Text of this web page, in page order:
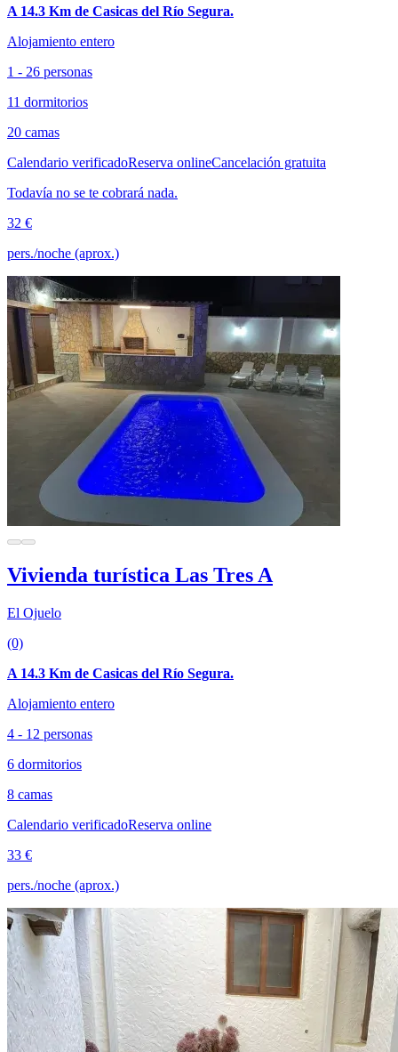
A 14.3 Km de Casicas del Río Segura.
Alojamiento entero
1 - 26 personas
11 dormitorios
20 camas
Calendario verificadoReserva onlineCancelación gratuita
Todavía no se te cobrará nada.
32 €
pers./noche (aprox.)
Vivienda turística Las Tres A
El Ojuelo
(0)
A 14.3 Km de Casicas del Río Segura.
Alojamiento entero
4 - 12 personas
6 dormitorios
8 camas
Calendario verificadoReserva online
33 €
pers./noche (aprox.)